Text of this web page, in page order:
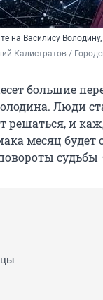
на Василису
Калистратов /
большие
Люди
решаться, и
месяц
судьбы